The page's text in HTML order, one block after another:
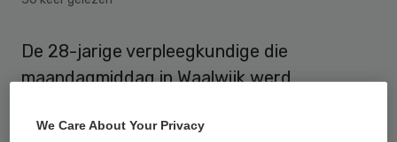
De 28-jarige verpleegkundige die
maandagmiddag in Waalwijk werd
het TweeSteden-ziekenhuis, had
We Care About Your Privacy